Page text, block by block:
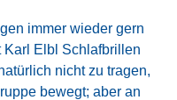
immer wieder gern
Karl Elbl Schlafbrillen
nicht zu tragen,
bewegt; aber an